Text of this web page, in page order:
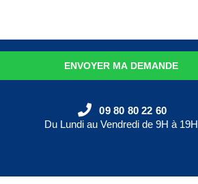
ENVOYER MA DEMANDE
09 80 80 22 60
Du Lundi au Vendredi de 9H à 19H